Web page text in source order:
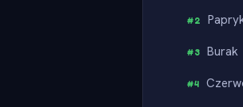
#2
#3 Burak
#4